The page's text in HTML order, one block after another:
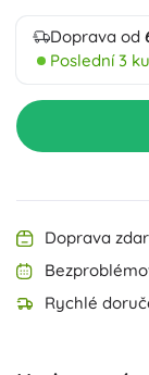
Doprava od
Poslední 3
Doprava
Rychlé